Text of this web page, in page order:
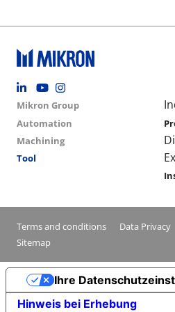
Footer social
Group menu
Mikron Group
Automation
Machining
Tool
Conditions footer
Terms and conditions Data Privacy
Sitemap
Hinweis bei Erhebung
Ihre